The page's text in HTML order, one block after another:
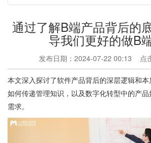
通过了解B端产品背后的
导我们更好的做B
发布日期：2024-07-22 00:13 点
本文深入探讨了软件产品背后的深层逻辑和
如何传递管理知识，以及数字化转型中的产
需求。